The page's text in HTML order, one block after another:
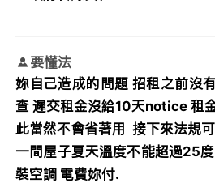
要懂法
妳自己造成的問題 招租之前沒
查 遲交租金沒給10天notice 租
此當然不會省著用 接下來法規
一間屋子夏天溫度不能超過25
裝空調 電費妳付.